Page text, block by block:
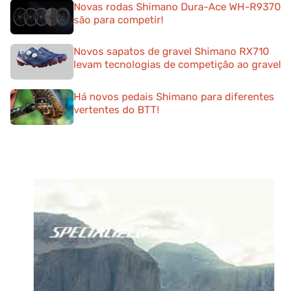
Novas rodas Shimano Dura-Ace WH-R9370
são para competir!
Novos sapatos de gravel Shimano RX710
levam tecnologias de competição ao gravel
Há novos pedais Shimano para diferentes
vertentes do BTT!